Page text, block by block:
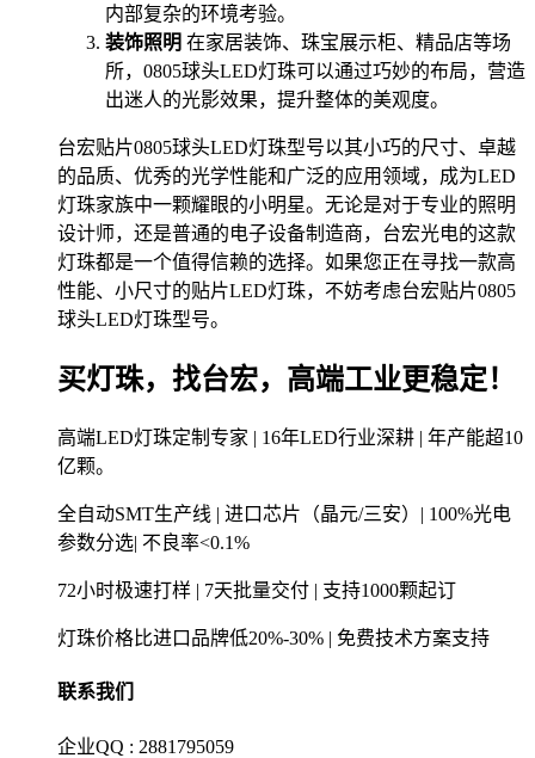
内部复杂的环境考验。
装饰照明 在家居装饰、珠宝展示柜、精品店等场
所，0805球头LED灯珠可以通过巧妙的布局，营造
出迷人的光影效果，提升整体的美观度。
台宏贴片0805球头LED灯珠型号以其小巧的尺寸、卓越
的品质、优秀的光学性能和广泛的应用领域，成为LED
灯珠家族中一颗耀眼的小明星。无论是对于专业的照明
设计师，还是普通的电子设备制造商，台宏光电的这款
灯珠都是一个值得信赖的选择。如果您正在寻找一款高
性能、小尺寸的贴片LED灯珠，不妨考虑台宏贴片0805
球头LED灯珠型号。
买灯珠，找台宏，高端工业更稳定！
高端LED灯珠定制专家 | 16年LED行业深耕 | 年产能超10
亿颗。
全自动SMT生产线 | 进口芯片（晶元/三安）| 100%光电
参数分选| 不良率<0.1%
72小时极速打样 | 7天批量交付 | 支持1000颗起订
灯珠价格比进口品牌低20%-30% | 免费技术方案支持
联系我们
企业QQ : 2881795059